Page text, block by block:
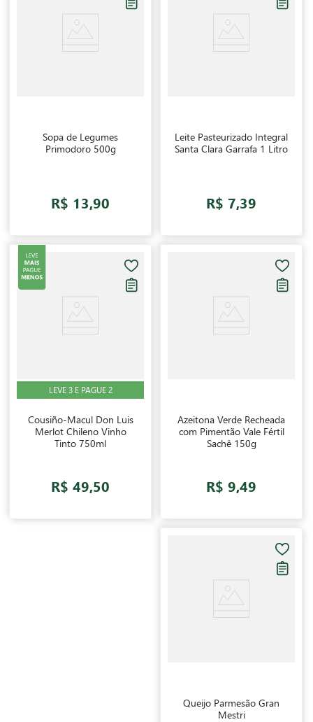
Sopa de Legumes
Primodoro 500g
R$ 13,90
Leite Pasteurizado Integral
Santa Clara Garrafa 1 Litro
R$ 7,39
LEVE 3 E PAGUE 2
Cousiño-Macul Don Luis
Merlot Chileno Vinho
Tinto 750ml
R$ 49,50
Azeitona Verde Recheada
com Pimentão Vale Fértil
Sachê 150g
R$ 9,49
Queijo Parmesão Gran
Mestri